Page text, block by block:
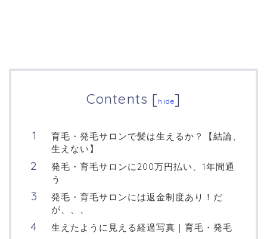
Contents [hide]
育毛・発毛サロンで髪は生えるか？【結論、
生えない】
発毛・育毛サロンに200万円払い、1年間通
う
発毛・育毛サロンには返金制度あり！だ
が、、、
生えたように見える経過写真｜育毛・発毛